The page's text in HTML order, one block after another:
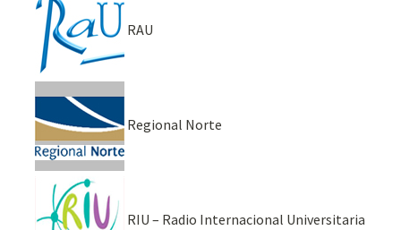
RAU
Regional Norte
RIU – Radio Internacional Universitaria